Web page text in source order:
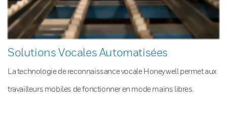
Solutions Vocales Automatisées
La technologie de reconnaissance vocale Honeywell permet aux
travailleurs mobiles de fonctionner en mode mains libres.